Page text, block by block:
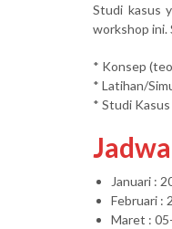
Studi kasus
workshop ini.
* Konsep
* Latihan/
* Studi Kasus
Januari :
Februari :
Maret :